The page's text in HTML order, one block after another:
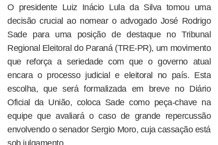
O presidente Luiz Inácio Lula da Silva tomou uma
decisão crucial ao nomear o advogado José Rodrigo
Sade para uma posição de destaque no Tribunal
Regional Eleitoral do Paraná (TRE-PR), um movimento
que reforça a seriedade com que o governo atual
encara o processo judicial e eleitoral no país. Esta
escolha, que será formalizada em breve no Diário
Oficial da União, coloca Sade como peça-chave na
equipe que avaliará o caso de grande repercussão
envolvendo o senador Sergio Moro, cuja cassação está
sob julgamento.